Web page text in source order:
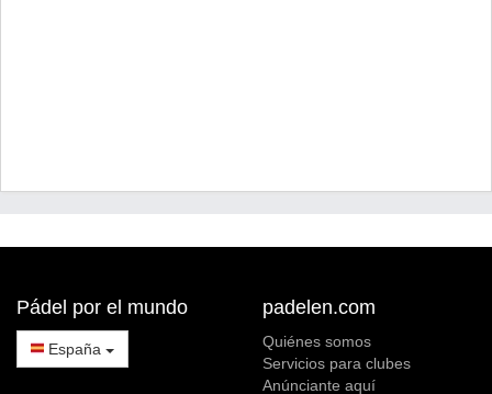
Pádel por el mundo
España
padelen.com
Quiénes somos
Servicios para clubes
Anúnciante aquí